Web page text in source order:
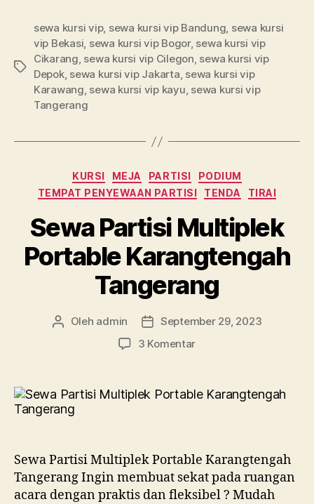
Tag
sewa kursi vip, sewa kursi vip Bandung, sewa kursi
vip Bekasi, sewa kursi vip Bogor, sewa kursi vip
Cikarang, sewa kursi vip Cilegon, sewa kursi vip
Depok, sewa kursi vip Jakarta, sewa kursi vip
Karawang, sewa kursi vip kayu, sewa kursi vip
Tangerang
Kategori
KURSI MEJA PARTISI
PODIUM
TEMPAT PENYEWAAN PARTISI
TENDA TIRAI
Sewa Partisi Multiplek
Portable Karangtengah
Tangerang
Penulis
Oleh admin
Tanggal
artikel
September 29, 2023
3 Komentarpada
Multiplek
Sewa Partisi Multiplek Portable Karangtengah
Tangerang Ingin membuat sekat pada ruangan
acara dengan praktis dan fleksibel ? Mudah